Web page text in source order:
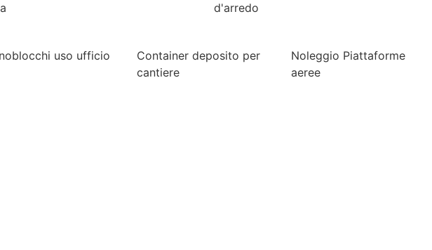
d'arredo
uso ufficio
Container deposito per
cantiere
Noleggio Piattaforme
aeree